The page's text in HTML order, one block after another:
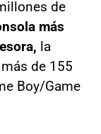
de
más
la
de 155
Boy/Game